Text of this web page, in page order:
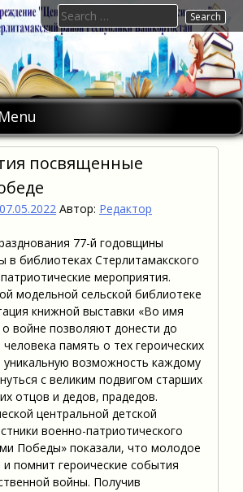
Search
for:
посвященные
07.05.2022 Автор: Редактор
77-й годовщины
в библиотеках Стерлитамакского
мероприятия.
модельной сельской библиотеке
книжной выставки «Во имя
войне позволяют донести до
память о тех героических
возможность каждому
с великим подвигом старших
отцов и дедов, прадедов.
центральной детской
военно-патриотического
Победы» показали, что молодое
помнит героические события
войны. Получив